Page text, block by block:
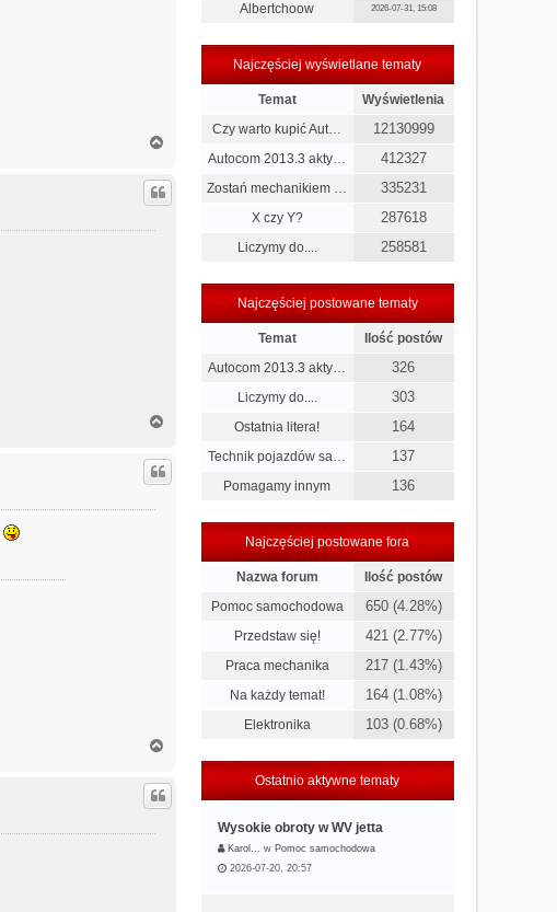
g
r
g
r
g
r
Albertchoow 2026-07-31, 15:08
Najczęściej wyświetlane tematy
Temat
Wyświetlenia
Czy warto kupić Aut…
12130999
Autocom 2013.3 akty… 412327
Zostań mechanikiem … 335231
X czy Y? 287618
Liczymy do.... 258581
Najczęściej postowane tematy
Temat
Ilość postów
Autocom 2013.3 akty…
326
Liczymy do.... 303
Ostatnia litera! 164
Technik pojazdów sa… 137
Pomagamy innym 136
Najczęściej postowane fora
Nazwa forum
Ilość postów
Pomoc samochodowa
650 (4.28%)
Przedstaw się! 421 (2.77%)
Praca mechanika 217 (1.43%)
Na każdy temat! 164 (1.08%)
Elektronika 103 (0.68%)
Ostatnio aktywne tematy
Wysokie obroty w WV jetta
Karol… w Pomoc samochodowa
2026-07-20, 20:57